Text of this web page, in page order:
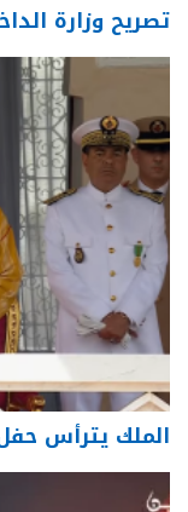
تصريح وزارة
الملك يترأس